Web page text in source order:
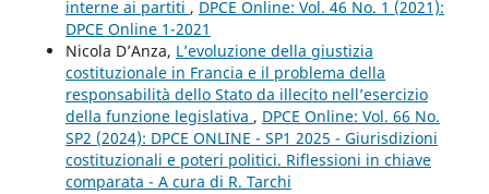
interne ai partiti , DPCE Online: Vol. 46 No. 1 (2021):
DPCE Online 1-2021
Nicola D’Anza, L’evoluzione della giustizia
costituzionale in Francia e il problema della
responsabilità dello Stato da illecito nell’esercizio
della funzione legislativa , DPCE Online: Vol. 66 No.
SP2 (2024): DPCE ONLINE - SP1 2025 - Giurisdizioni
costituzionali e poteri politici. Riflessioni in chiave
comparata - A cura di R. Tarchi